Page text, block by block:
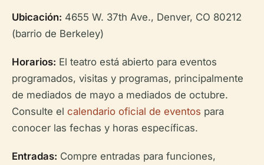
Ubicación: 4655 W. 37th Ave., Denver, CO 80212
(barrio de Berkeley)
Horarios: El teatro está abierto para eventos
programados, visitas y programas, principalmente
de mediados de mayo a mediados de octubre.
Consulte el calendario oficial de eventos para
conocer las fechas y horas específicas.
Entradas: Compre entradas para funciones,